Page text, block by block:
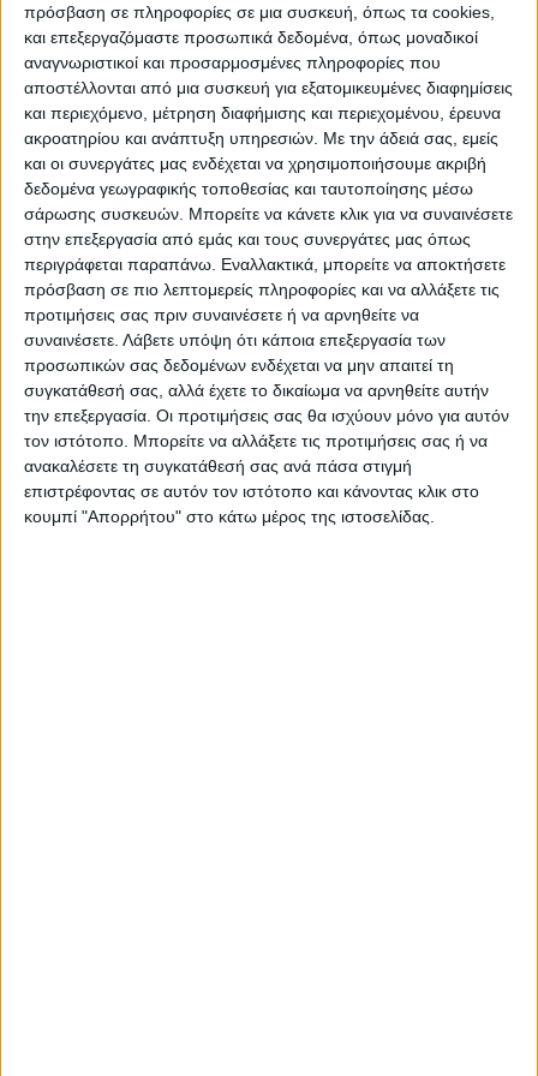
πρόσβαση σε πληροφορίες σε μια συσκευή, όπως τα cookies,
και επεξεργαζόμαστε προσωπικά δεδομένα, όπως μοναδικοί
αναγνωριστικοί και προσαρμοσμένες πληροφορίες που
αποστέλλονται από μια συσκευή για εξατομικευμένες διαφημίσεις
και περιεχόμενο, μέτρηση διαφήμισης και περιεχομένου, έρευνα
ακροατηρίου και ανάπτυξη υπηρεσιών. Με την άδειά σας, εμείς
και οι συνεργάτες μας ενδέχεται να χρησιμοποιήσουμε ακριβή
δεδομένα γεωγραφικής τοποθεσίας και ταυτοποίησης μέσω
σάρωσης συσκευών. Μπορείτε να κάνετε κλικ για να συναινέσετε
στην επεξεργασία από εμάς και τους συνεργάτες μας όπως
περιγράφεται παραπάνω. Εναλλακτικά, μπορείτε να αποκτήσετε
πρόσβαση σε πιο λεπτομερείς πληροφορίες και να αλλάξετε τις
προτιμήσεις σας πριν συναινέσετε ή να αρνηθείτε να
συναινέσετε. Λάβετε υπόψη ότι κάποια επεξεργασία των
προσωπικών σας δεδομένων ενδέχεται να μην απαιτεί τη
συγκατάθεσή σας, αλλά έχετε το δικαίωμα να αρνηθείτε αυτήν
την επεξεργασία. Οι προτιμήσεις σας θα ισχύουν μόνο για αυτόν
τον ιστότοπο. Μπορείτε να αλλάξετε τις προτιμήσεις σας ή να
ανακαλέσετε τη συγκατάθεσή σας ανά πάσα στιγμή
επιστρέφοντας σε αυτόν τον ιστότοπο και κάνοντας κλικ στο
κουμπί "Απορρήτου" στο κάτω μέρος της ιστοσελίδας.
απαραίτητο από τις αρμόδιες
υπηρεσίες.
Στους όρους της σύμβασης
περιλαμβάνονται και τα εξής
-Οι υπηρεσίες απολύμανσης να
αφορούν το σύνολο των οχημάτων που
κινούνται από και προς τις
κτηνοτροφικές μονάδες που ανήκουν
σε περιοχές της Περιφέρειας
Θεσσαλίας
– Οι ψεκασμοί να πραγματοποιούνται
με ψεκαστικά μηχανήματα και σε
περίπτωση μη πρόσβασης αυτών με
ψεκαστήρες πλάτης
-Οι ψεκασμοί να γίνονται σε όλο το
εξωτερικό μέρος των οχημάτων με
έμφαση στο κάτω μέρος τους και τους